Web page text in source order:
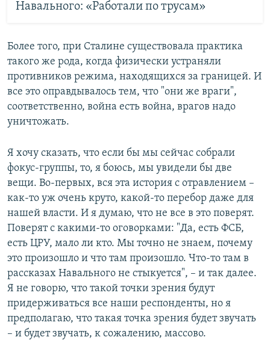
Навального: «Работали по трусам»
Более того, при Сталине существовала практика
такого же рода, когда физически устраняли
противников режима, находящихся за границей. И
все это оправдывалось тем, что "они же враги",
соответственно, война есть война, врагов надо
уничтожать.
Я хочу сказать, что если бы мы сейчас собрали
фокус-группы, то, я боюсь, мы увидели бы две
вещи. Во-первых, вся эта история с отравлением –
как-то уж очень круто, какой-то перебор даже для
нашей власти. И я думаю, что не все в это поверят.
Поверят с какими-то оговорками: "Да, есть ФСБ,
есть ЦРУ, мало ли кто. Мы точно не знаем, почему
это произошло и что там произошло. Что-то там в
рассказах Навального не стыкуется", – и так далее.
Я не говорю, что такой точки зрения будут
придерживаться все наши респонденты, но я
предполагаю, что такая точка зрения будет звучать
– и будет звучать, к сожалению, массово.